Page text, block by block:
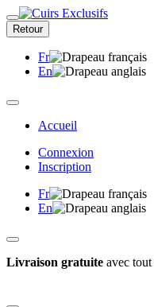
Retour
Fr
En
Accueil
Connexion
Inscription
Fr
En
Livraison gratuite avec